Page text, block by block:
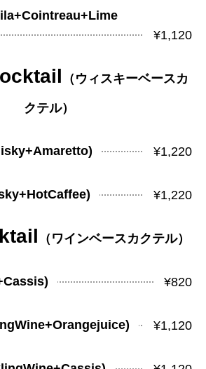
¥1,120
（ウィスキーベースカ
クテル）
¥1,220
¥1,220
（ワインベースカクテル）
¥820
¥1,120